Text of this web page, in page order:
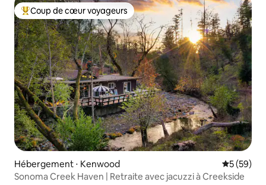
Coups de cœur voyageurs les plus appréciés
Coup de cœur voyageurs
Hébergement ⋅ Kenwood
5 (59)
Sonoma Creek Haven | Retraite avec jacuzzi à Creekside